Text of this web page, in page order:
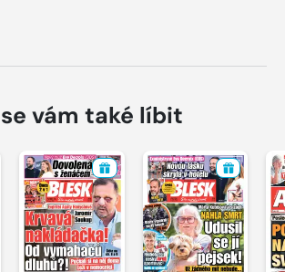
vám také líbit